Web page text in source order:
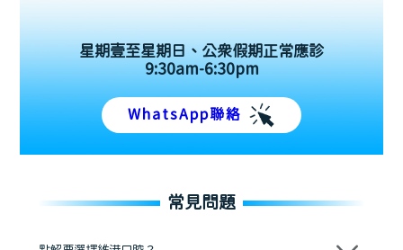
星期壹至星期日、公眾假期正常應診
9:30am-6:30pm
WhatsApp聯絡
常見問題